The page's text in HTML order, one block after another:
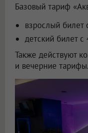
Базовый тариф
взрослый
детский билет
Также действуют
и вечерние тарифы.